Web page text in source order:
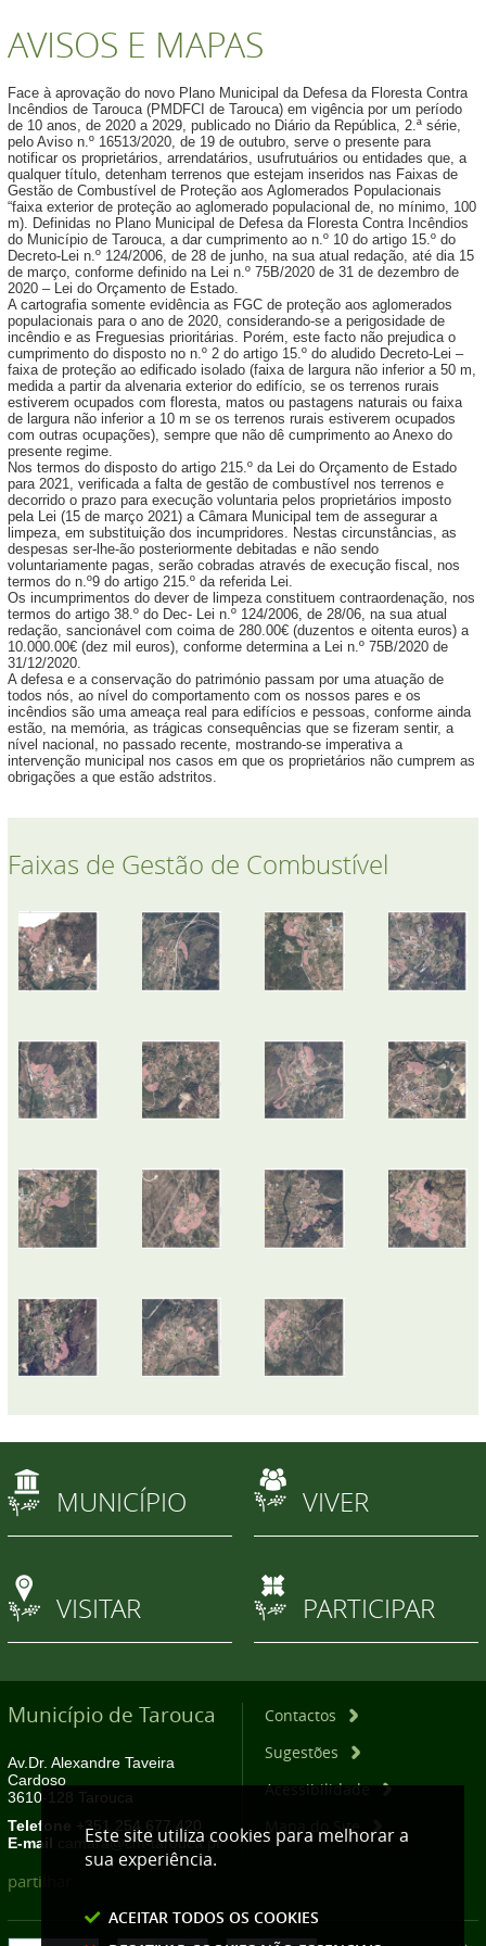
AVISOS E MAPAS
Face à aprovação do novo Plano Municipal da Defesa da Floresta Contra
Incêndios de Tarouca (PMDFCI de Tarouca) em vigência por um período
de 10 anos, de 2020 a 2029, publicado no Diário da República, 2.ª série,
pelo Aviso n.º 16513/2020, de 19 de outubro, serve o presente para
notificar os proprietários, arrendatários, usufrutuários ou entidades que, a
qualquer título, detenham terrenos que estejam inseridos nas Faixas de
Gestão de Combustível de Proteção aos Aglomerados Populacionais
“faixa exterior de proteção ao aglomerado populacional de, no mínimo, 100
m). Definidas no Plano Municipal de Defesa da Floresta Contra Incêndios
do Município de Tarouca, a dar cumprimento ao n.º 10 do artigo 15.º do
Decreto-Lei n.º 124/2006, de 28 de junho, na sua atual redação, até dia 15
de março, conforme definido na Lei n.º 75B/2020 de 31 de dezembro de
2020 – Lei do Orçamento de Estado.
A cartografia somente evidência as FGC de proteção aos aglomerados
populacionais para o ano de 2020, considerando-se a perigosidade de
incêndio e as Freguesias prioritárias. Porém, este facto não prejudica o
cumprimento do disposto no n.º 2 do artigo 15.º do aludido Decreto-Lei –
faixa de proteção ao edificado isolado (faixa de largura não inferior a 50 m,
medida a partir da alvenaria exterior do edifício, se os terrenos rurais
estiverem ocupados com floresta, matos ou pastagens naturais ou faixa
de largura não inferior a 10 m se os terrenos rurais estiverem ocupados
com outras ocupações), sempre que não dê cumprimento ao Anexo do
presente regime.
Nos termos do disposto do artigo 215.º da Lei do Orçamento de Estado
para 2021, verificada a falta de gestão de combustível nos terrenos e
decorrido o prazo para execução voluntaria pelos proprietários imposto
pela Lei (15 de março 2021) a Câmara Municipal tem de assegurar a
limpeza, em substituição dos incumpridores. Nestas circunstâncias, as
despesas ser-lhe-ão posteriormente debitadas e não sendo
voluntariamente pagas, serão cobradas através de execução fiscal, nos
termos do n.º9 do artigo 215.º da referida Lei.
Os incumprimentos do dever de limpeza constituem contraordenação, nos
termos do artigo 38.º do Dec- Lei n.º 124/2006, de 28/06, na sua atual
redação, sancionável com coima de 280.00€ (duzentos e oitenta euros) a
10.000.00€ (dez mil euros), conforme determina a Lei n.º 75B/2020 de
31/12/2020.
A defesa e a conservação do património passam por uma atuação de
todos nós, ao nível do comportamento com os nossos pares e os
incêndios são uma ameaça real para edifícios e pessoas, conforme ainda
estão, na memória, as trágicas consequências que se fizeram sentir, a
nível nacional, no passado recente, mostrando-se imperativa a
intervenção municipal nos casos em que os proprietários não cumprem as
obrigações a que estão adstritos.
Faixas de Gestão de Combustível
MUNICÍPIO VIVER
VISITAR PARTICIPAR
Município de Tarouca
Av.Dr. Alexandre Taveira
Cardoso
3610-128 Tarouca
Telefone +351 254 677 420
E-mail
camara@cm-tarouca.pt
Contactos
Sugestões
Acessibilidade
Mapa do Site
partilhar
Este site utiliza cookies para melhorar a
sua experiência.
ACEITAR TODOS OS COOKIES